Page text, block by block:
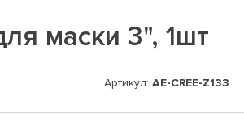
маски 3", 1шт
Артикул: AE-CREE-Z133